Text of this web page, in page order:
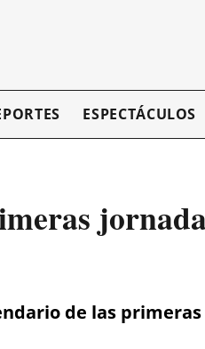
ESPECTÁCULOS
de las